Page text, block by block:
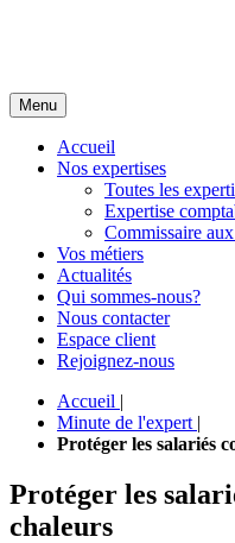
Menu
Accueil
Nos expertises
Toutes les
Expertise
Commissaire
Vos métiers
Actualités
Qui sommes-nous?
Nous contacter
Espace client
Rejoignez-nous
Accueil |
Minute de l'expert |
Protéger les salariés
Protéger les
chaleurs